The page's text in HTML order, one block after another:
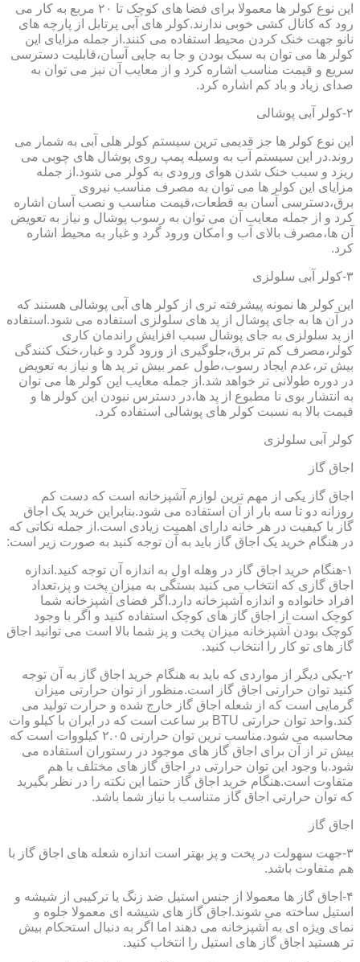
این نوع کولر ها معمولا برای فضا های کوچک تا ۲۰ مربع به کار می
رود که کانال کشی خوبی ندارند.کولر های آبی پرتابل از پارچه های
نانو جهت خنک کردن محیط استفاده می کنند.از جمله مزایای این
کولر ها می توان به سبک بودن و جا به جایی آسان،قابلیت دسترسی
سریع و قیمت مناسب اشاره کرد و از معایب آن نیز می توان به
صدای زیاد و باد کم اشاره کرد.
۲-کولر آبی پوشالی
این نوع کولر ها جز قدیمی ترین سیستم کولر هلی آبی به شمار می
روند.در این سیستم آب به وسیله پمپ روی پوشال های چوبی می
ریزد و سبب خنک شدن هوای ورودی به کولر می شود.از جمله
مزایای این کولر ها می توان به مصرف مناسب نیروی
برق،دسترسی آسان به قطعات،قیمت مناسب و نصب آسان اشاره
کرد و از جمله معایب آن می توان به رسوب پوشال و نیاز به تعویض
آن ها،مصرف بالای آب و امکان ورود گرد و غبار به محیط اشاره
کرد.
۳-کولر آبی سلولزی
این کولر ها نمونه پیشرفته تری از کولر های آبی پوشالی هستند که
در آن ها به جای پوشال از پد های سلولزی استفاده می شود.استفاده
از پد سلولزی به جای پوشال سبب افزایش راندمان کاری
کولر،مصرف کم تر برق،جلوگیری از ورود گرد و غبار،خنک کنندگی
بیش تر،عدم ایجاد رسوب،طول عمر بیش تر پد ها و نیاز به تعویض
در دوره طولانی تر خواهد شد.از جمله معایب این کولر ها می توان
به انتشار بوی نا مطبوع از پد ها،در دسترس نبودن این کولر ها و
قیمت بالا به نسبت کولر های پوشالی استفاده کرد.
کولر آبی سلولزی
اجاق گاز
اجاق گاز یکی از مهم ترین لوازم آشپزخانه است که دست کم
روزانه دو تا سه بار از آن استفاده می شود.بنابراین خرید یک اجاق
گاز با کیفیت در هر خانه دارای اهمیت زیادی است.از جمله نکاتی که
در هنگام خرید یک اجاق گاز باید به آن توجه کنید به صورت زیر است:
۱-هنگام خرید اجاق گاز در وهله اول به اندازه آن توجه کنید.اندازه
اجاق گازی که انتخاب می کنید بستگی به میزان پخت و پز،تعداد
افراد خانواده و اندازه آشپزخانه دارد.اگر فضای آشپزخانه شما
کوچک است از اجاق گاز های کوچک استفاده کنید و اگر با وجود
کوچک بودن آشپزخانه میزان پخت و پز شما بالا است می توانید اجاق
گاز های تو کار را انتخاب کنید.
۲-یکی دیگر از مواردی که باید به هنگام خرید اجاق گاز به آن توجه
کنید توان حرارتی اجاق گاز است.منظور از توان حرارتی میزان
گرمایی است که از شعله اجاق گاز خارج شده و حرارت تولید می
کند.واحد توان حرارتی BTU بر ساعت است که در ایران با کیلو وات
محاسبه می شود.مناسب ترین توان حرارتی ۲.۰۵ کیلووات است که
بیش تر از آن برای اجاق گاز های موجود در رستوران استفاده می
شود.با وجود این توان حرارتی در اجاق گاز های مختلف با هم
متفاوت است.هنگام خرید اجاق گاز حتما این نکته را در نظر بگیرید
که توان حرارتی اجاق گاز متناسب با نیاز شما باشد.
اجاق گاز
۳-جهت سهولت در پخت و پز بهتر است اندازه شعله های اجاق گاز با
هم متفاوت باشد.
۴-اجاق گاز ها معمولا از جنس استیل ضد زنگ یا ترکیبی از شیشه و
استیل ساخته می شوند.اجاق گاز های شیشه ای معمولا جلوه و
نمای ویژه ای به آشپزخانه می دهند اما اگر به دنبال استحکام بیش
تر هستید اجاق گاز های استیل را انتخاب کنید.